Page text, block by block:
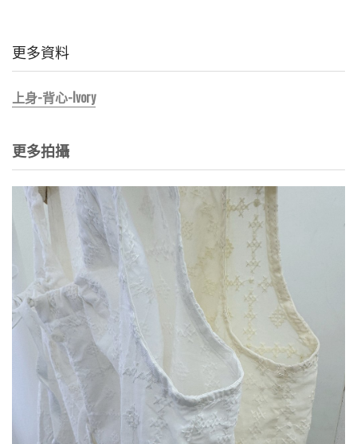
更多資料
上身-背心-Ivory
更多拍攝